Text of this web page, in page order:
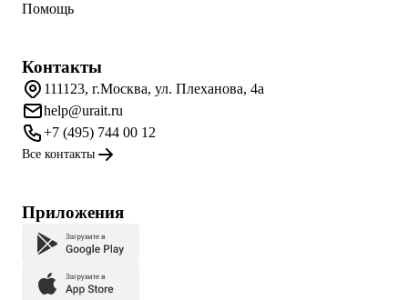
Помощь
Контакты
111123, г.Москва, ул. Плеханова, 4а
help@urait.ru
+7 (495) 744 00 12
Все контакты
Приложения